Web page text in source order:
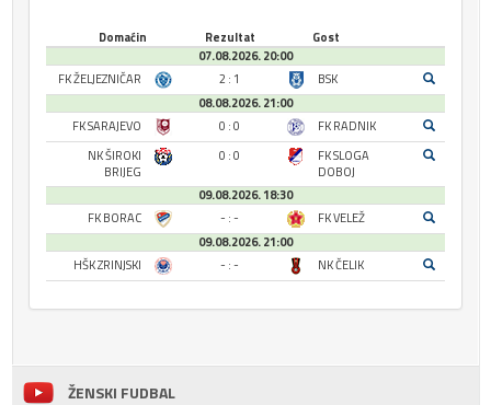
Domaćin Rezultat
Gost
07.08.2026. 20:00
FK ŽELJEZNIČAR
2 : 1
BSK
08.08.2026. 21:00
FK SARAJEVO
0 : 0
FK RADNIK
NK ŠIROKI
BRIJEG
0 : 0
FK SLOGA
DOBOJ
09.08.2026. 18:30
FK BORAC
- : -
FK VELEŽ
09.08.2026. 21:00
HŠK ZRINJSKI
- : - NK ČELIK
ŽENSKI FUDBAL